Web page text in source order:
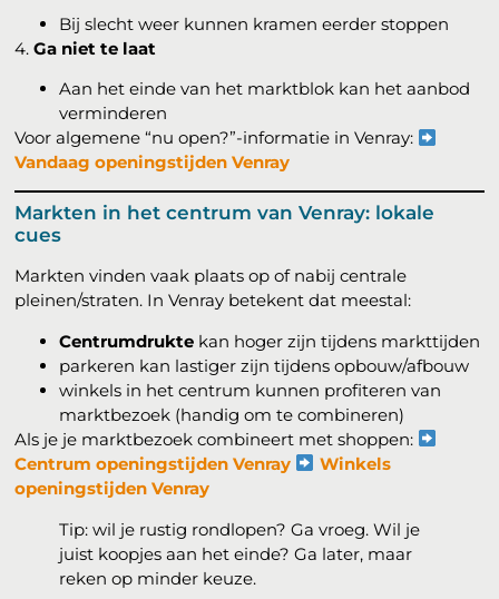
Bij slecht weer kunnen kramen eerder stoppen
4.Ga niet te laat
Aan het einde van het marktblok kan het aanbod
verminderen
Voor algemene “nu open?”-informatie in Venray:
Vandaag openingstijden Venray
Markten in het centrum van Venray: lokale
cues
Markten vinden vaak plaats op of nabij centrale
pleinen/straten. In Venray betekent dat meestal:
Centrumdrukte kan hoger zijn tijdens markttijden
parkeren kan lastiger zijn tijdens opbouw/afbouw
winkels in het centrum kunnen profiteren van
marktbezoek (handig om te combineren)
Als je je marktbezoek combineert met shoppen:
Centrum openingstijden Venray
Winkels
openingstijden Venray
Tip: wil je rustig rondlopen? Ga vroeg. Wil je
juist koopjes aan het einde? Ga later, maar
reken op minder keuze.